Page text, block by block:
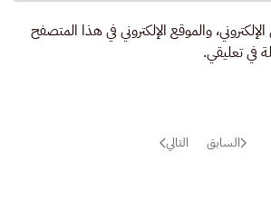
والموقع الإلكتروني في هذا المتصفح
في تعليقي.
السابق التالي